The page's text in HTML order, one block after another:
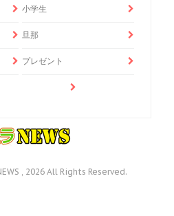
小学生
旦那
プレゼント
, 2026 All Rights Reserved.